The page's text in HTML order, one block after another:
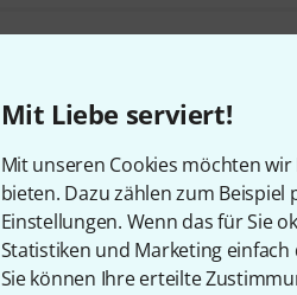
Mit Liebe serviert!
Mit unseren Cookies möchten
bieten. Dazu zählen zum
Einstellungen. Wenn das für Sie
Statistiken und Marketing einfach
Sie können Ihre erteilte